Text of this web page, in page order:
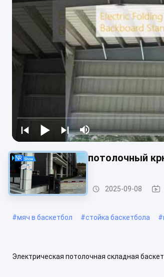
Электрический потолочный
обруч баскетбола 2025-09-08
#мяч в баскетбол #стойка баскетбола #
Электрическая потолочная складная